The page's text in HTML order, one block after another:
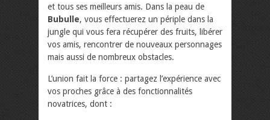
et tous ses meilleurs amis. Dans la peau de
Bubulle, vous effectuerez un périple dans la
jungle qui vous fera récupérer des fruits, libérer
vos amis, rencontrer de nouveaux personnages
mais aussi de nombreux obstacles.
L’union fait la force : partagez l’expérience avec
vos proches grâce à des fonctionnalités
novatrices, dont :